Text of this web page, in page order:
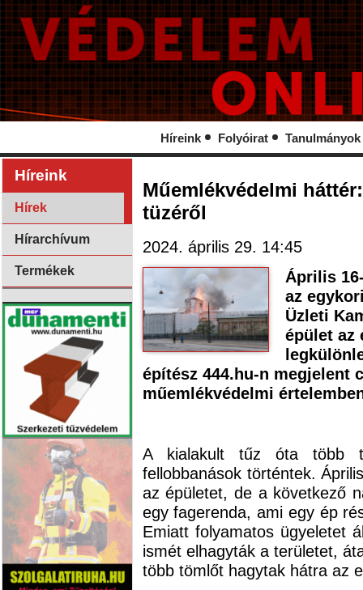
Híreink Folyóirat Tanulmányok
Híreink
Hírek
Hírarchívum
Termékek
Műemlékvédelmi
tüzéről
2024. április 29. 14:45
Április
az
Üzleti
épület az
építész 444.hu-n megjelent
műemlékvédelmi
A kialakult tűz óta több
fellobbanások történtek.
az épületet, de a következő
egy fagerenda, ami egy ép
Emiatt folyamatos ügyeletet
ismét elhagyták a területet,
több tömlőt hagytak hátra az